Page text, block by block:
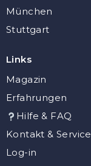
München
Stuttgart
Links
Magazin
Erfahrungen
Hilfe & FAQ
Kontakt & Service
Log-in